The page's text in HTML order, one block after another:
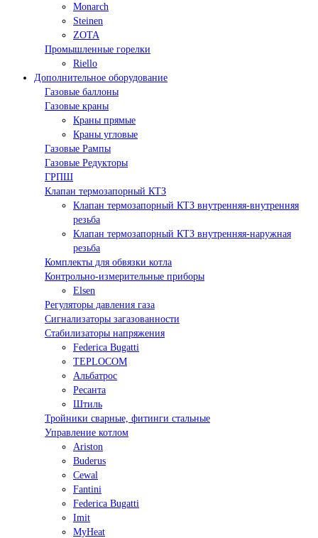
Monarch
Steinen
ZOTA
Промышленные горелки
Riello
Дополнительное оборудование
Газовые баллоны
Газовые краны
Краны прямые
Краны угловые
Газовые Рампы
Газовые Редукторы
ГРПШ
Клапан термозапорный КТЗ
Клапан термозапорный КТЗ внутренняя-внутренняя
резьба
Клапан термозапорный КТЗ внутренняя-наружная
резьба
Комплекты для обвязки котла
Контрольно-измерительные приборы
Elsen
Регуляторы давления газа
Сигнализаторы загазованности
Стабилизаторы напряжения
Federica Bugatti
TEPLOCOM
Альбатрос
Ресанта
Штиль
Тройники сварные, фитинги стальные
Управление котлом
Ariston
Buderus
Cewal
Fantini
Federica Bugatti
Imit
MyHeat